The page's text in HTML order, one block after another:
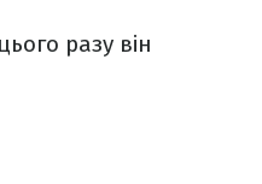
разу він